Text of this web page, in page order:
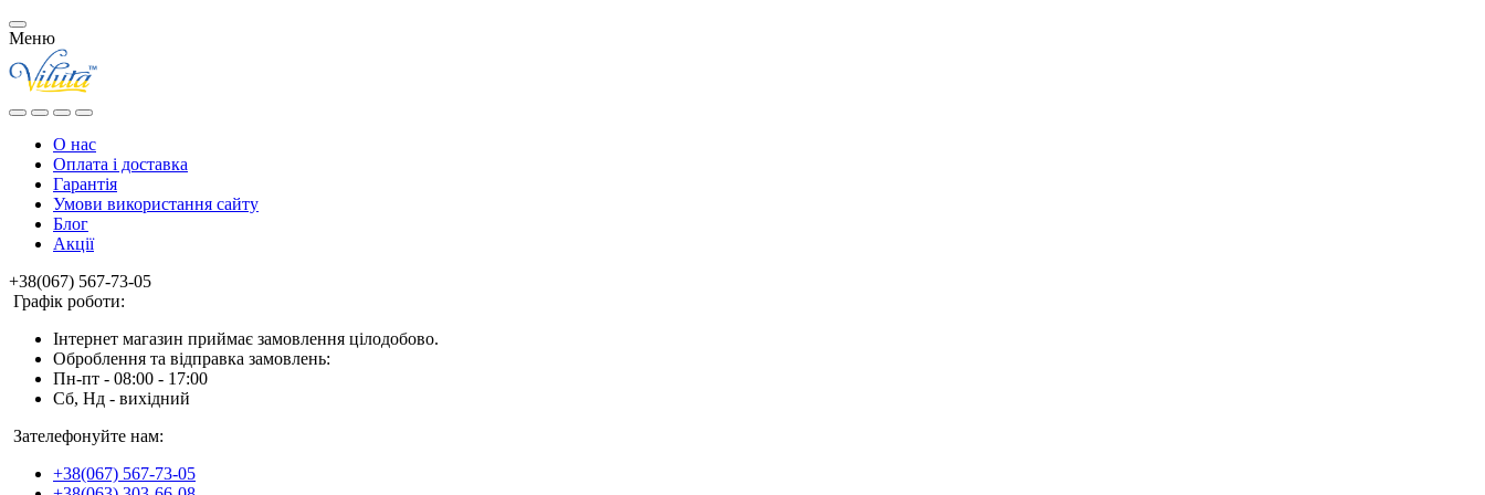
Меню
О нас
Оплата і доставка
Гарантія
Умови використання сайту
Блог
Акції
+38(067) 567-73-05
Графік роботи:
Інтернет магазин приймає замовлення цілодобово.
Оброблення та відправка замовлень:
Пн-пт - 08:00 - 17:00
Сб, Нд - вихідний
Зателефонуйте нам:
+38(067) 567-73-05